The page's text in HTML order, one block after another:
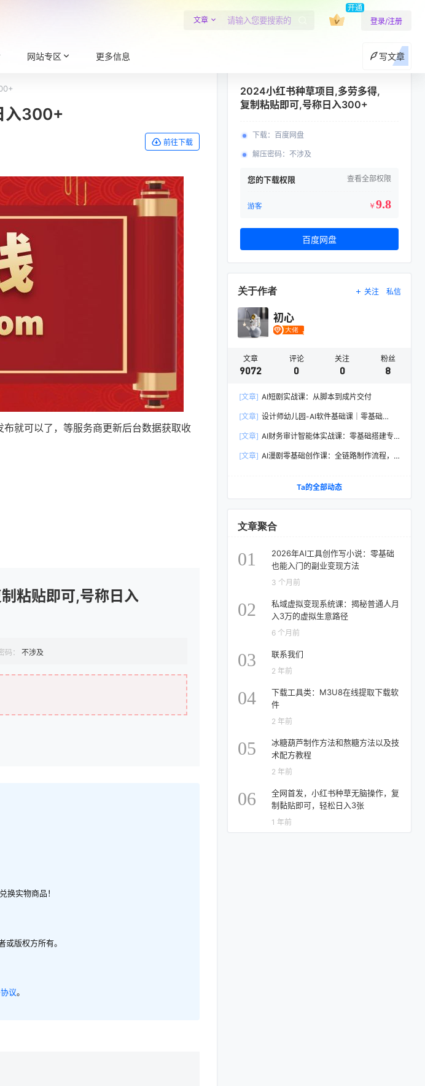
文章
开通
登录/注册
网站专区 更多信息 写文章
入300+
前往下载
就可以了，等服务商更新后台数据获取收
粘贴即可,号称日入
码： 不涉及
换实物商品！
版权方所有。
议。
2024小红书种草项目,多劳多得,
复制粘贴即可,号称日入300+
下载： 百度网盘
解压密码： 不涉及
您的下载权限 查看全部权限
游客 ￥ 9.8
百度网盘
关于作者 关注 私信
初心
文章
9072
评论
0
关注
0
粉丝
8
[文章] AI短剧实战课：从脚本到成片交付
[文章] 设计师幼儿园-AI软件基础课｜零基础
素材包
[文章] AI财务审计智能体实战课：零基础搭建专
[文章] AI漫剧零基础创作课：全链路制作流程，
Ta的全部动态
文章聚合
01
2026年AI工具创作写小说：零基础
也能入门的副业变现方法
3 个月前
02
私域虚拟变现系统课：揭秘普通人月
入3万的虚拟生意路径
6 个月前
03 联系我们
2 年前
04
下载工具类：M3U8在线提取下载软
件
2 年前
05
冰糖葫芦制作方法和熬糖方法以及技
术配方教程
2 年前
06
全网首发，小红书种草无脑操作，复
制黏贴即可，轻松日入3张
1 年前